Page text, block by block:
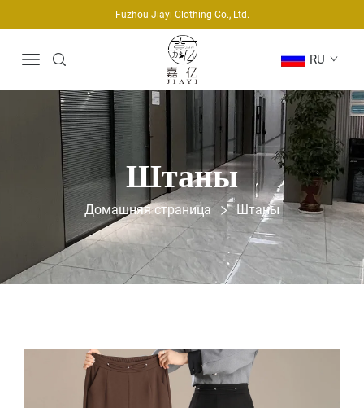
Fuzhou Jiayi Clothing Co., Ltd.
RU
Штаны
Домашняя страница Штаны